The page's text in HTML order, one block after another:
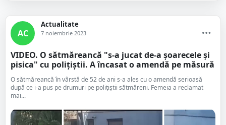
AC
Actualitate
7 noiembrie 2023
VIDEO. O sătmăreancă "s-a jucat de-a șoarecele și
pisica" cu polițiștii. A încasat o amendă pe măsură
O sătmăreancă în vârstă de 52 de ani s-a ales cu o amendă serioasă
după ce i-a pus pe drumuri pe polițiștii sătmăreni. Femeia a reclamat
mai...